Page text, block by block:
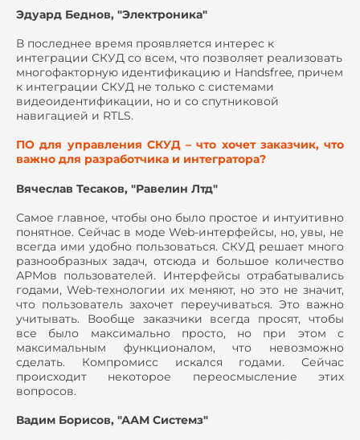
Эдуард Беднов, "Электроника"
В последнее время проявляется интерес к
интеграции СКУД со всем, что позволяет реализовать
многофакторную идентификацию и Handsfree, причем
к интеграции СКУД не только с системами
видеоидентификации, но и со спутниковой
навигацией и RTLS.
ПО для управления СКУД – что хочет заказчик, что
важно для разработчика и интегратора?
Вячеслав Тесаков, "Равелин Лтд"
Самое главное, чтобы оно было простое и интуитивно
понятное. Сейчас в моде Web-интерфейсы, но, увы, не
всегда ими удобно пользоваться. СКУД решает много
разнообразных задач, отсюда и большое количество
АРМов пользователей. Интерфейсы отрабатывались
годами, Web-технологии их меняют, но это не значит,
что пользователь захочет переучиваться. Это важно
учитывать. Вообще заказчики всегда просят, чтобы
все было максимально просто, но при этом с
максимальным функционалом, что невозможно
сделать. Компромисс искался годами. Сейчас
происходит некоторое переосмысление этих
вопросов.
Вадим Борисов, "ААМ Системз"